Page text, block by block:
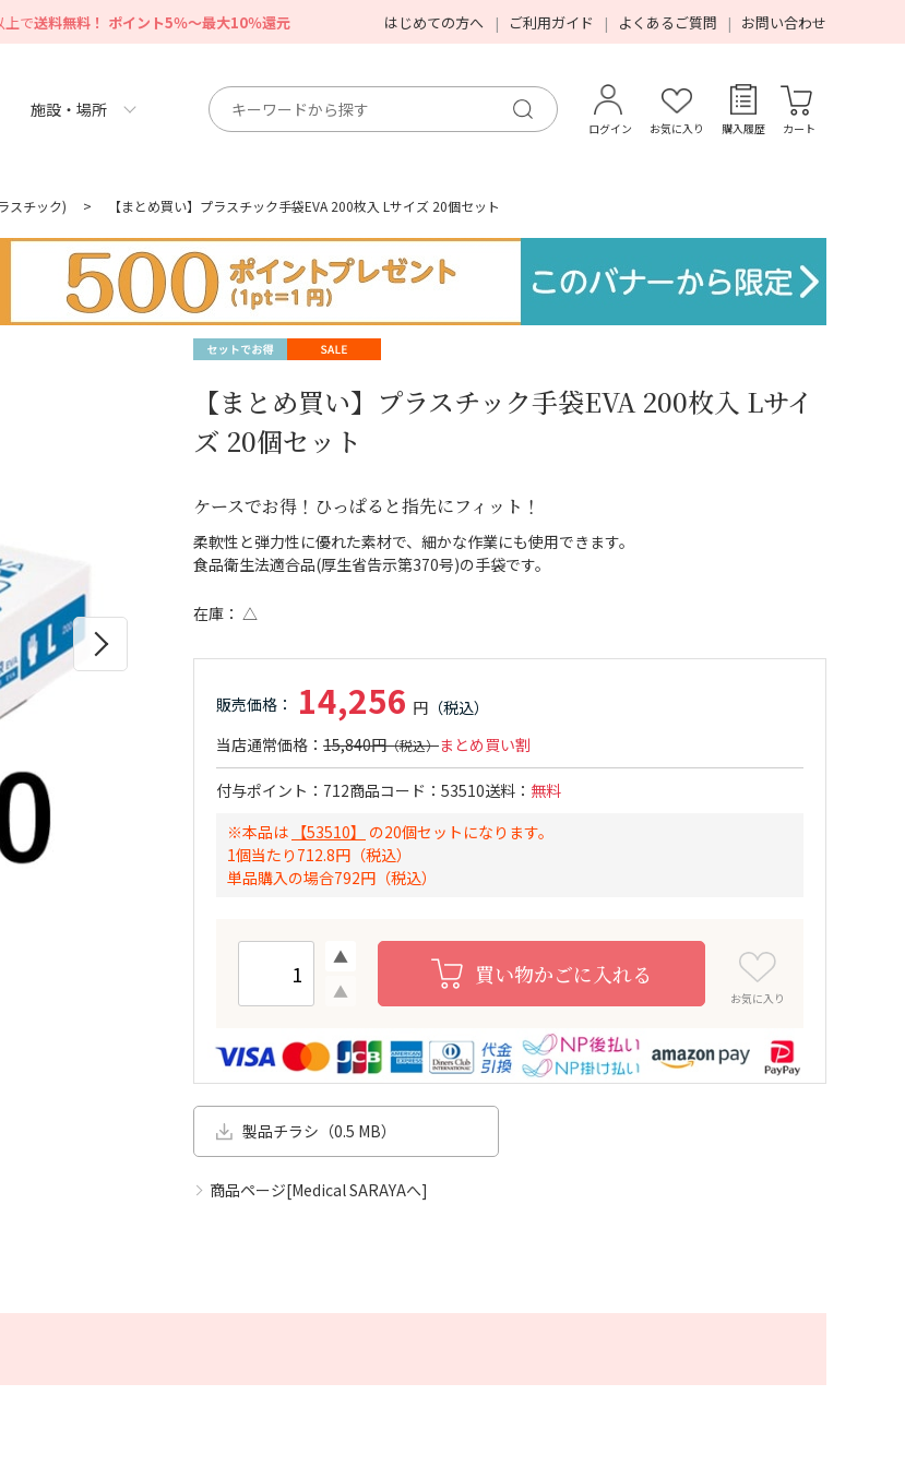
上で送料無料！ ポイント5％～最大10％還元 はじめての方へ ご利用ガイド よくあるご質問 お問い合わせ
施設・場所
ログイン お気に入り 購入履歴 カート
スチック) > 【まとめ買い】プラスチック手袋EVA 200枚入 Lサイズ 20個セット
【まとめ買い】プラスチック手袋EVA 200枚入 Lサイ
ズ 20個セット
ケースでお得！ひっぱると指先にフィット！
柔軟性と弾力性に優れた素材で、細かな作業にも使用できます。
食品衛生法適合品(厚生省告示第370号)の手袋です。
在庫 △
14,256
15,840円 まとめ買い割
付与ポイント 712商品コード 53510送料
無料
※本品は 【53510】
の20個セットになります。
1個当たり712.8円（税込）
単品購入の場合792円（税込）
買い物かごに入れる
お気に入り
製品チラシ（0.5 MB）
商品ページ[Medical SARAYAへ]